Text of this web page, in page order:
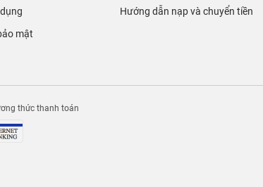
mật
Hướng dẫn nạp và chuyển tiền
thức thanh toán